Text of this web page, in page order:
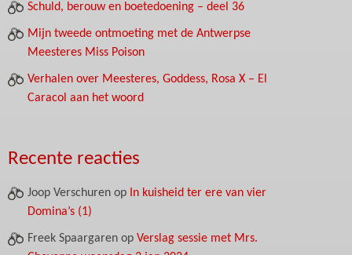
Schuld, berouw en boetedoening – deel 36
Mijn tweede ontmoeting met de Antwerpse
Meesteres Miss Poison
Verhalen over Meesteres, Goddess, Rosa X – El
Caracol aan het woord
Recente reacties
Joop Verschuren op In kuisheid ter ere van vier
Domina’s (1)
Freek Spaargaren op Verslag sessie met Mrs.